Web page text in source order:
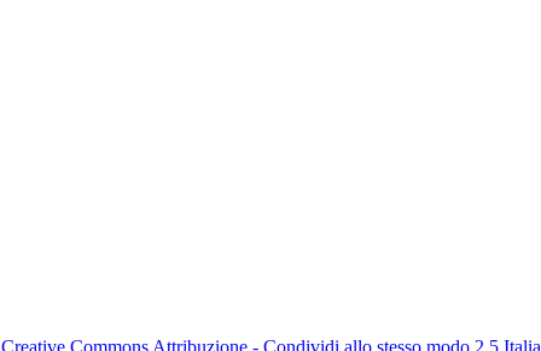
Creative Commons Attribuzione - Condividi allo stesso modo 2.5 Italia